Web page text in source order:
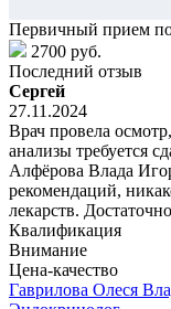
Первичный прием
2700 руб.
Последний отзыв
Сергей
27.11.2024
Врач провела
анализы требуется
Алфёрова Влада
рекомендаций,
лекарств.
Квалификация
Внимание
Цена-качество
Гаврилова Олеся